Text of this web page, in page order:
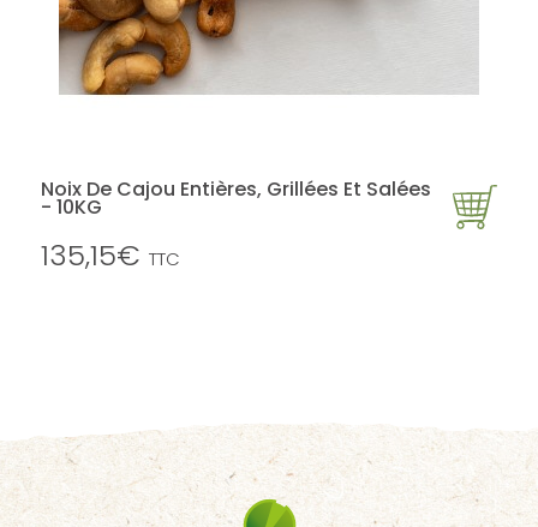
Noix De Cajou Entières, Grillées Et Salées
- 10KG
135,15€ TTC